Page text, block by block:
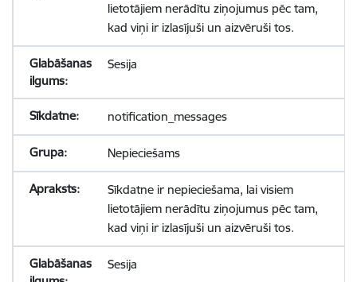
lietotājiem nerādītu ziņojumus pēc tam,
kad viņi ir izlasījuši un aizvēruši tos.
Sesija
notification_messages
Nepieciešams
Sīkdatne ir nepieciešama, lai visiem
lietotājiem nerādītu ziņojumus pēc tam,
kad viņi ir izlasījuši un aizvēruši tos.
Sesija